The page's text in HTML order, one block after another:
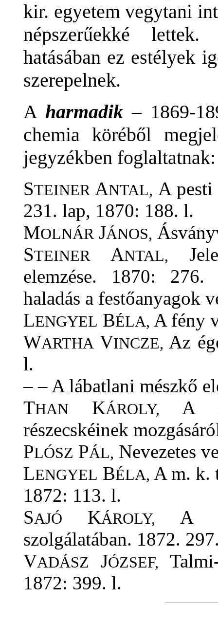
kir. egyetem vegytani
népszerűekké lettek.
hatásában ez estélyek
szerepelnek.
A harmadik – 1869-
chemia köréből
jegyzékben foglaltatnak:
STEINER ANTAL, A
231. lap, 1870: 188. l.
MOLNÁR JÁNOS,
STEINER ANTAL,
elemzése. 1870:
haladás a festőanyagok
LENGYEL BÉLA, A fény
WARTHA VINCZE, Az
l.
– – A lábatlani mészkő
THAN KÁROLY,
A
részecskéinek
PLÓSZ PÁL, Nevezetes
LENGYEL BÉLA, A m. k.
1872: 113. l.
SAJÓ KÁROLY,
A
szolgálatában. 1872.
VADÁSZ JÓZSEF,
1872: 399. l.